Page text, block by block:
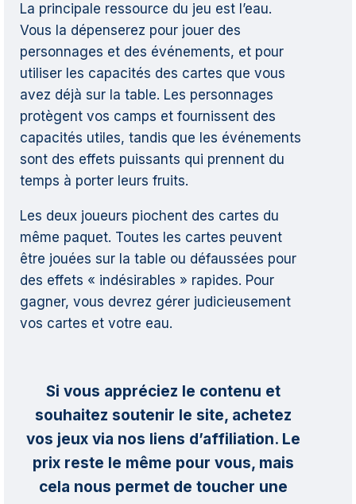
La principale ressource du jeu est l’eau.
Vous la dépenserez pour jouer des
personnages et des événements, et pour
utiliser les capacités des cartes que vous
avez déjà sur la table. Les personnages
protègent vos camps et fournissent des
capacités utiles, tandis que les événements
sont des effets puissants qui prennent du
temps à porter leurs fruits.
Les deux joueurs piochent des cartes du
même paquet. Toutes les cartes peuvent
être jouées sur la table ou défaussées pour
des effets « indésirables » rapides. Pour
gagner, vous devrez gérer judicieusement
vos cartes et votre eau.
Si vous appréciez le contenu et
souhaitez soutenir le site, achetez
vos jeux via nos liens d’affiliation. Le
prix reste le même pour vous, mais
cela nous permet de toucher une